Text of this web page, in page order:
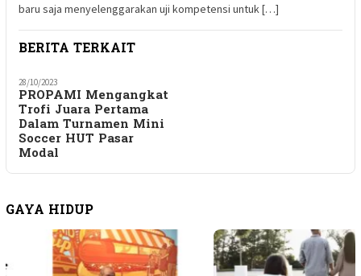
baru saja menyelenggarakan uji kompetensi untuk […]
BERITA TERKAIT
28/10/2023
PROPAMI Mengangkat
Trofi Juara Pertama
Dalam Turnamen Mini
Soccer HUT Pasar
Modal
GAYA HIDUP